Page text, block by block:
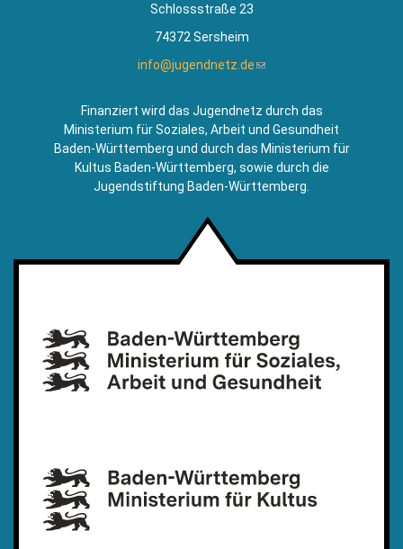
Schlossstraße 23
74372 Sersheim
info@jugendnetz.de(Link
Mail)
Finanziert wird das Jugendnetz durch das
Ministerium für Soziales, Arbeit und Gesundheit
Baden-Württemberg und durch das Ministerium für
Kultus Baden-Württemberg, sowie durch die
Jugendstiftung Baden-Württemberg.